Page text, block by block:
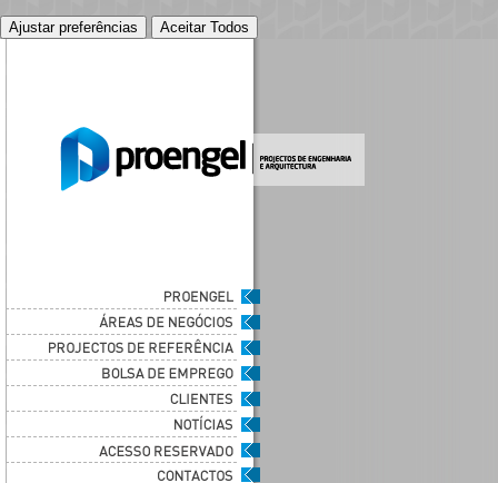
Ajustar preferências Aceitar Todos